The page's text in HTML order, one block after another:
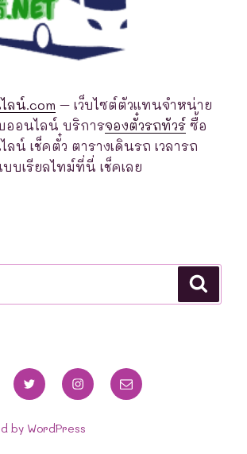
ลน์.com – เว็บไซต์ตัวแทนจำหน่าย
ออนไลน์ บริการจองตั๋วรถทัวร์ ซื้อ
น์ เช็คตั๋ว ตารางเดินรถ เวลารถ
บเรียลไทม์ที่นี่ เช็คเลย
TwitterInstagram
Email
by WordPress